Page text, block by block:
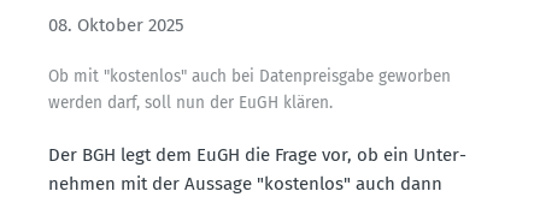
08. Oktober 2025
Ob mit "kostenlos" auch bei Daten­preisgabe geworben
werden darf, soll nun der EuGH klären.
Der BGH legt dem EuGH die Frage vor, ob ein Unter­
nehmen mit der Aussage "kostenlos" auch dann